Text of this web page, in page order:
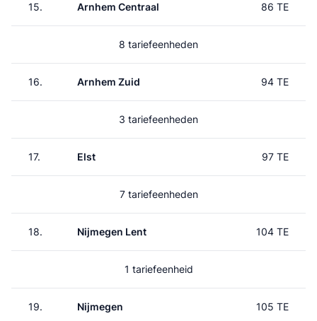
15. Arnhem Centraal 86 TE
8 tariefeenheden
16. Arnhem Zuid 94 TE
3 tariefeenheden
17. Elst 97 TE
7 tariefeenheden
18. Nijmegen Lent 104 TE
1 tariefeenheid
19. Nijmegen 105 TE